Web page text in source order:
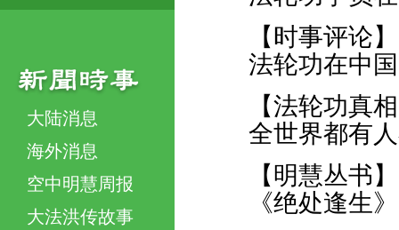
大陆消息
海外消息
空中明慧周报
大法洪传故事
【时事评论】
法轮功在中
【法轮功真
全世界都有
【明慧丛书】
《绝处逢生